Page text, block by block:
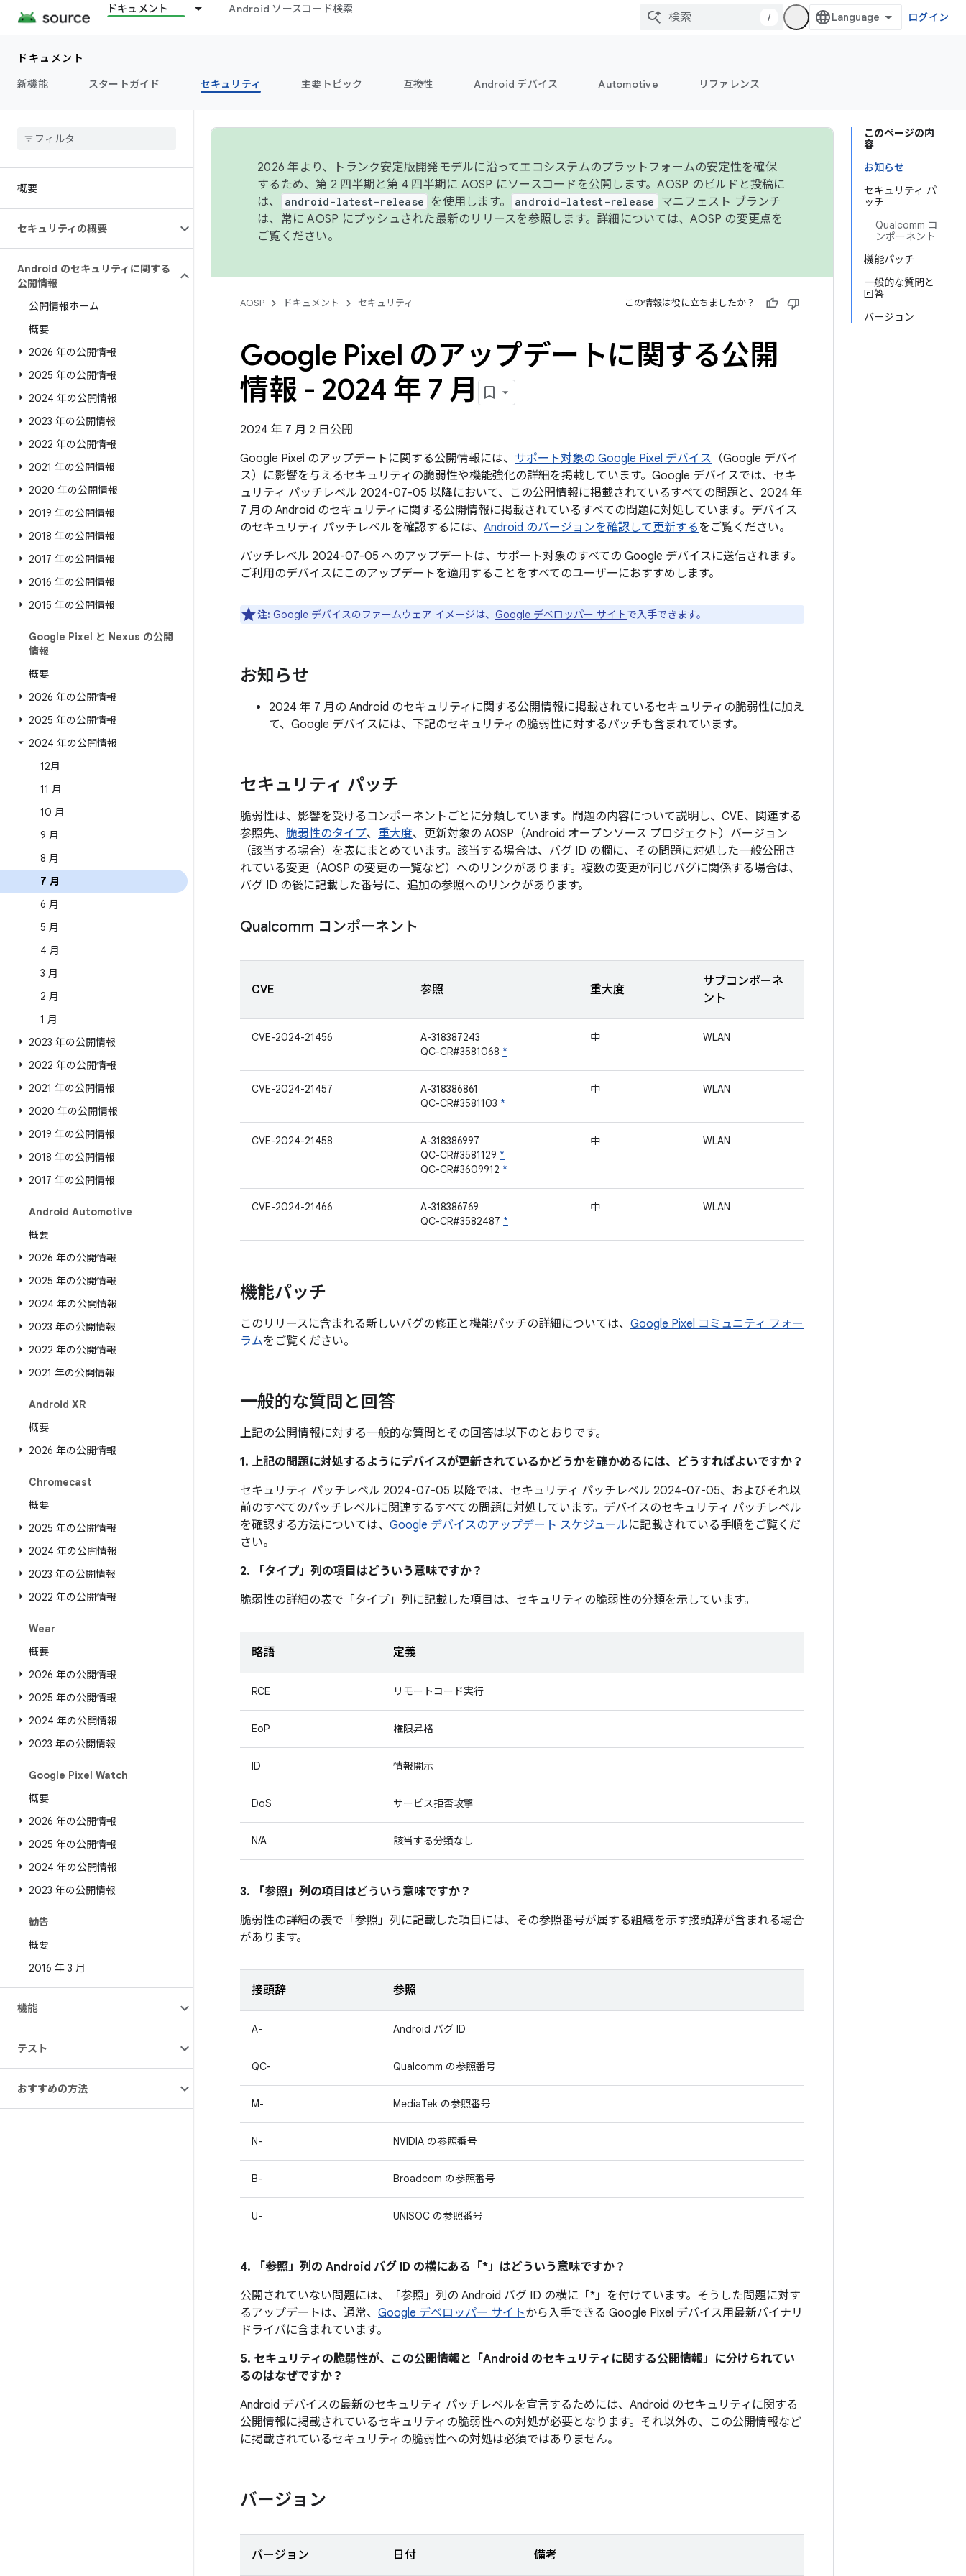
ドキュメント Android ソースコード検索
/ ログイン
ドキュメント
新機能
スタートガイド セキュリティ 主要トピック 互換性 Android デバイス Automotive リファレンス
概要
セキュリティの概要
Android のセキュリティに関する
公開情報
公開情報ホーム
概要
2026 年の公開情報
2025 年の公開情報
2024 年の公開情報
2023 年の公開情報
2022 年の公開情報
2021 年の公開情報
2020 年の公開情報
2019 年の公開情報
2018 年の公開情報
2017 年の公開情報
2016 年の公開情報
2015 年の公開情報
Google Pixel と Nexus の公開
情報
概要
2026 年の公開情報
2025 年の公開情報
2024 年の公開情報
12月
11 月
10 月
9 月
8 月
7 月
6 月
5 月
4 月
3 月
2 月
1 月
2023 年の公開情報
2022 年の公開情報
2021 年の公開情報
2020 年の公開情報
2019 年の公開情報
2018 年の公開情報
2017 年の公開情報
Android Automotive
概要
2026 年の公開情報
2025 年の公開情報
2024 年の公開情報
2023 年の公開情報
2022 年の公開情報
2021 年の公開情報
Android XR
概要
2026 年の公開情報
Chromecast
概要
2025 年の公開情報
2024 年の公開情報
2023 年の公開情報
2022 年の公開情報
Wear
概要
2026 年の公開情報
2025 年の公開情報
2024 年の公開情報
2023 年の公開情報
Google Pixel Watch
概要
2026 年の公開情報
2025 年の公開情報
2024 年の公開情報
2023 年の公開情報
勧告
概要
2016 年 3 月
機能
テスト
おすすめの方法
このページの内
容
お知らせ
セキュリティ パ
ッチ
Qualcomm コ
ンポーネント
機能パッチ
一般的な質問と
回答
バージョン
2026 年より、トランク安定版開発モデルに沿ってエコシステムのプラットフォームの安定性を確保
するため、第 2 四半期と第 4 四半期に AOSP にソースコードを公開します。AOSP のビルドと投稿に
は、
android-latest-release を使用します。 android-latest-release
マニフェスト ブランチ
は、常に AOSP にプッシュされた最新のリリースを参照します。詳細については、 AOSP の変更点を
ご覧ください。
AOSP ドキュメント セキュリティ この情報は役に立ちましたか？
Google Pixel のアップデートに関する公開
情報 - 2024 年 7 月
2024 年 7 月 2 日公開
Google Pixel のアップデートに関する公開情報には、 サポート対象の Google Pixel デバイス （Google デバイ
ス）に影響を与えるセキュリティの脆弱性や機能強化の詳細を掲載しています。Google デバイスでは、セキ
ュリティ パッチレベル 2024-07-05 以降において、この公開情報に掲載されているすべての問題と、2024 年
7 月の Android のセキュリティに関する公開情報に掲載されているすべての問題に対処しています。デバイス
のセキュリティ パッチレベルを確認するには、 Android のバージョンを確認して更新するをご覧ください。
パッチレベル 2024-07-05 へのアップデートは、サポート対象のすべての Google デバイスに送信されます。
ご利用のデバイスにこのアップデートを適用することをすべてのユーザーにおすすめします。
注: Google デバイスのファームウェア イメージは、 Google デベロッパー サイトで入手できます。
お知らせ
2024 年 7 月の Android のセキュリティに関する公開情報に掲載されているセキュリティの脆弱性に加え
て、Google デバイスには、下記のセキュリティの脆弱性に対するパッチも含まれています。
セキュリティ パッチ
脆弱性は、影響を受けるコンポーネントごとに分類しています。問題の内容について説明し、CVE、関連する
参照先、 脆弱性のタイプ、 重大度、更新対象の AOSP（Android オープンソース プロジェクト）バージョン
（該当する場合）を表にまとめています。該当する場合は、バグ ID の欄に、その問題に対処した一般公開さ
れている変更（AOSP の変更の一覧など）へのリンクがあります。複数の変更が同じバグに関係する場合は、
バグ ID の後に記載した番号に、追加の参照へのリンクがあります。
Qualcomm コンポーネント
CVE 参照 重大度
サブコンポーネ
ント
CVE-2024-21456
A-318387243
QC-CR#3581068 *
中 WLAN
CVE-2024-21457
A-318386861
QC-CR#3581103 *
中 WLAN
CVE-2024-21458
A-318386997
QC-CR#3581129 *
QC-CR#3609912 *
中 WLAN
CVE-2024-21466
A-318386769
QC-CR#3582487 *
中 WLAN
機能パッチ
このリリースに含まれる新しいバグの修正と機能パッチの詳細については、 Google Pixel コミュニティ フォー
ラムをご覧ください。
一般的な質問と回答
上記の公開情報に対する一般的な質問とその回答は以下のとおりです。
1. 上記の問題に対処するようにデバイスが更新されているかどうかを確かめるには、どうすればよいですか？
セキュリティ パッチレベル 2024-07-05 以降では、セキュリティ パッチレベル 2024-07-05、およびそれ以
前のすべてのパッチレベルに関連するすべての問題に対処しています。デバイスのセキュリティ パッチレベル
を確認する方法については、 Google デバイスのアップデート スケジュールに記載されている手順をご覧くだ
さい。
2. 「タイプ」 列の項目はどういう意味ですか？
脆弱性の詳細の表で「タイプ」 列に記載した項目は、セキュリティの脆弱性の分類を示しています。
略語 定義
RCE リモートコード実行
EoP 権限昇格
ID 情報開示
DoS サービス拒否攻撃
N/A 該当する分類なし
3. 「参照」 列の項目はどういう意味ですか？
脆弱性の詳細の表で「参照」 列に記載した項目には、その参照番号が属する組織を示す接頭辞が含まれる場合
があります。
接頭辞 参照
A- Android バグ ID
QC- Qualcomm の参照番号
M- MediaTek の参照番号
N- NVIDIA の参照番号
B- Broadcom の参照番号
U- UNISOC の参照番号
4. 「参照」 列の Android バグ ID の横にある「*」はどういう意味ですか？
公開されていない問題には、「参照」 列の Android バグ ID の横に「*」を付けています。そうした問題に対す
るアップデートは、通常、 Google デベロッパー サイトから入手できる Google Pixel デバイス用最新バイナリ
ドライバに含まれています。
5. セキュリティの脆弱性が、この公開情報と「Android のセキュリティに関する公開情報」に分けられてい
るのはなぜですか？
Android デバイスの最新のセキュリティ パッチレベルを宣言するためには、Android のセキュリティに関する
公開情報に掲載されているセキュリティの脆弱性への対処が必要となります。それ以外の、この公開情報など
に掲載されているセキュリティの脆弱性への対処は必須ではありません。
バージョン
バージョン 日付 備考